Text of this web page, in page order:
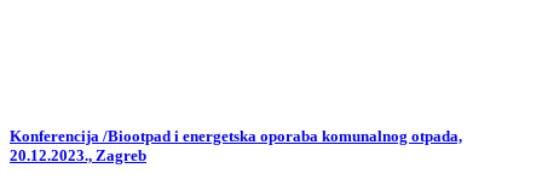
Konferencija /Biootpad i energetska oporaba komunalnog otpada,
20.12.2023., Zagreb